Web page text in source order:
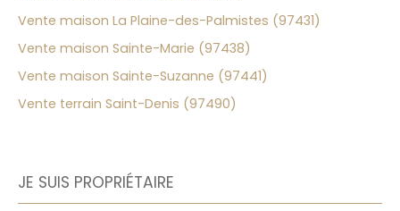
Vente maison La Plaine-des-Palmistes (97431)
Vente maison Sainte-Marie (97438)
Vente maison Sainte-Suzanne (97441)
Vente terrain Saint-Denis (97490)
JE SUIS PROPRIÉTAIRE